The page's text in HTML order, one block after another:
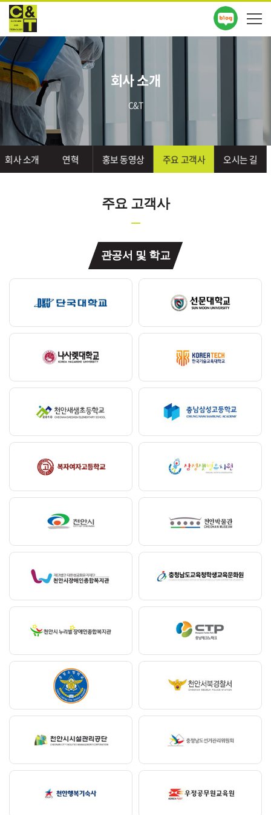
회사 소개
C&T
회사 소개 연혁 홍보 동영상 주요 고객사 오시는 길
주요 고객사
관공서 및 학교